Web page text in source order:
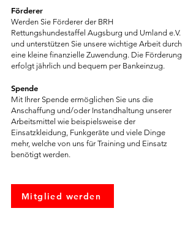
Förderer
Werden Sie Förderer der BRH
Rettungshundestaffel Augsburg und Umland e.V.
und unterstützen Sie unsere wichtige Arbeit durch
eine kleine finanzielle Zuwendung. Die Förderung
erfolgt jährlich und bequem per Bankeinzug.
Spende
Mit Ihrer Spende ermöglichen Sie uns die
Anschaffung und/oder Instandhaltung unserer
Arbeitsmittel wie beispielsweise der
Einsatzkleidung, Funkgeräte und viele Dinge
mehr, welche von uns für Training und Einsatz
benötigt werden.
Mitglied werden